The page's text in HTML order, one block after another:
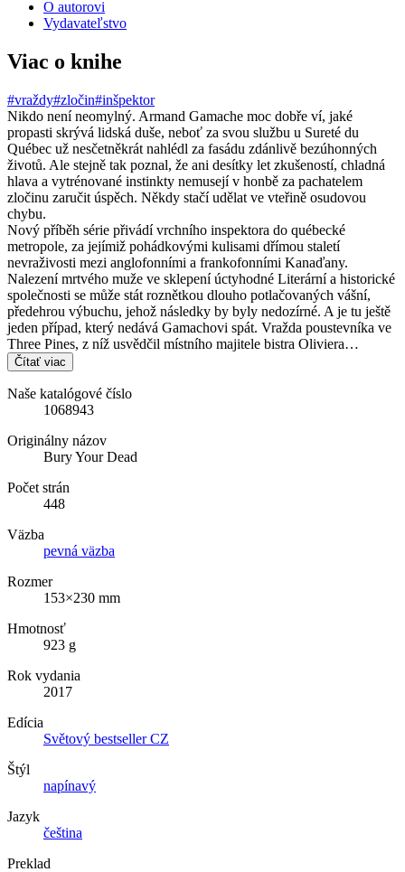
O autorovi
Vydavateľstvo
Viac o knihe
#vraždy#zločin#inšpektor
Nikdo není neomylný. Armand Gamache moc dobře ví, jaké
propasti skrývá lidská duše, neboť za svou službu u Sureté du
Québec už nesčetněkrát nahlédl za fasádu zdánlivě bezúhonných
životů. Ale stejně tak poznal, že ani desítky let zkušeností, chladná
hlava a vytrénované instinkty nemusejí v honbě za pachatelem
zločinu zaručit úspěch. Někdy stačí udělat ve vteřině osudovou
chybu.
Nový příběh série přivádí vrchního inspektora do québecké
metropole, za jejímiž pohádkovými kulisami dřímou staletí
nevraživosti mezi anglofonními a frankofonními Kanaďany.
Nalezení mrtvého muže ve sklepení úctyhodné Literární a historické
společnosti se může stát roznětkou dlouho potlačovaných vášní,
předehrou výbuchu, jehož následky by byly nedozírné. A je tu ještě
jeden případ, který nedává Gamachovi spát. Vražda poustevníka ve
Three Pines, z níž usvědčil místního majitele bistra Oliviera…
Čítať viac
Naše katalógové číslo
1068943
Originálny názov
Bury Your Dead
Počet strán
448
Väzba
pevná väzba
Rozmer
153×230 mm
Hmotnosť
923 g
Rok vydania
2017
Edícia
Světový bestseller CZ
Štýl
napínavý
Jazyk
čeština
Preklad